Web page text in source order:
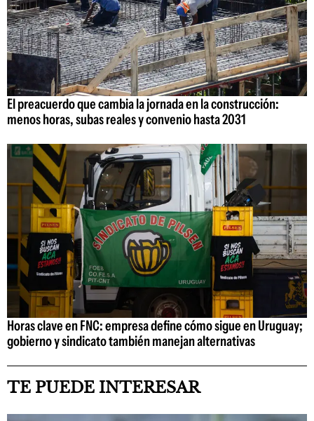
El preacuerdo que cambia la jornada en la construcción:
menos horas, subas reales y convenio hasta 2031
Horas clave en FNC: empresa define cómo sigue en Uruguay;
gobierno y sindicato también manejan alternativas
TE PUEDE INTERESAR